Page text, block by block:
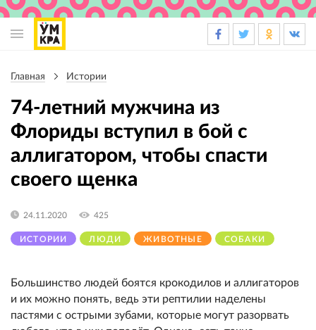
навигации
Главная Истории
74-летний мужчина из
Флориды вступил в бой с
аллигатором, чтобы спасти
своего щенка
ИСТОРИИ ЛЮДИ ЖИВОТНЫЕ СОБАКИ
24.11.2020 425
Большинство людей боятся крокодилов и аллигаторов
и их можно понять, ведь эти рептилии наделены
пастями с острыми зубами, которые могут разорвать